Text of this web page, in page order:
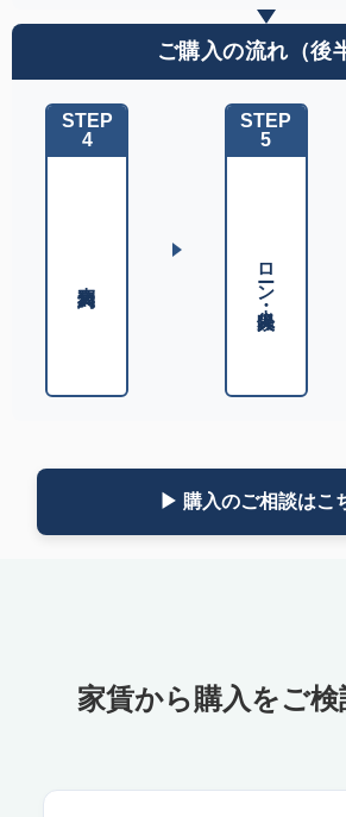
ご購入の流れ（後
STEP
4
STEP
5
ローン・火災保険
▶ 購入のご相談はこ
家賃から購入をご